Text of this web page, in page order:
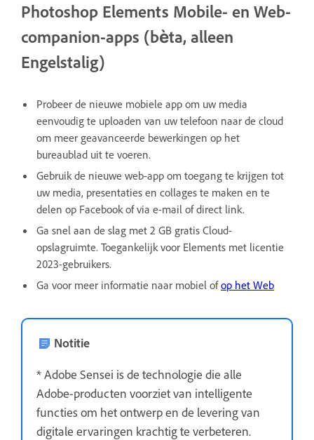
Photoshop Elements Mobile- en Web-
companion-apps (bèta, alleen
Engelstalig)
Probeer de nieuwe mobiele app om uw media
eenvoudig te uploaden van uw telefoon naar de cloud
om meer geavanceerde bewerkingen op het
bureaublad uit te voeren.
Gebruik de nieuwe web-app om toegang te krijgen tot
uw media, presentaties en collages te maken en te
delen op Facebook of via e-mail of direct link.
Ga snel aan de slag met 2 GB gratis Cloud-
opslagruimte. Toegankelijk voor Elements met licentie
2023-gebruikers.
Ga voor meer informatie naar mobiel ofop het Web
Notitie
* Adobe Sensei is de technologie die alle
Adobe-producten voorziet van intelligente
functies om het ontwerp en de levering van
digitale ervaringen krachtig te verbeteren.